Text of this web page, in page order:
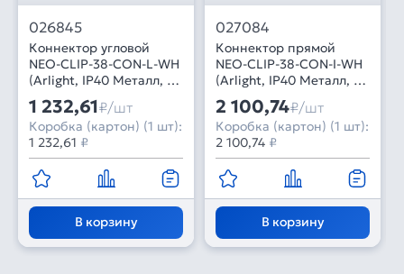
026845
Коннектор угловой
NEO-CLIP-38-CON-L-WH
(Arlight, IP40 Металл, 3
года)
1 232,61₽/шт
Коробка (картон) (1 шт):
1 232,61 ₽
В корзину
027084
Коннектор прямой
NEO-CLIP-38-CON-I-WH
(Arlight, IP40 Металл, 3
года)
2 100,74₽/шт
Коробка (картон) (1 шт):
2 100,74 ₽
В корзину